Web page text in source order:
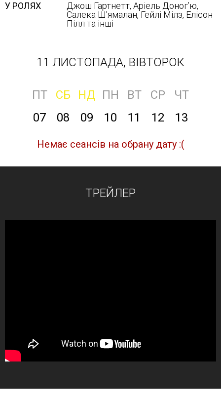
У РОЛЯХ
Джош Гартнетт, Аріель Доногʼю,
Салека Шʼямалан, Гейлі Мілз, Елісон
Пілл та інші
11 ЛИСТОПАДА, ВІВТОРОК
ПТ СБ НД ПН ВТ СР
ЧТ
07
08 09 10 11 12 13
Немає сеансів на обрану дату :(
ТРЕЙЛЕР